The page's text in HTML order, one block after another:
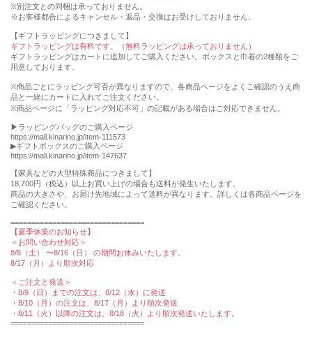
※別注文との同梱は承っておりません。
※お客様都合によるキャンセル・返品・交換はお受けしておりません。
【ギフトラッピングにつきまして】
ギフトラッピングは有料です。（無料ラッピングは承っておりません）
ギフトラッピングはカートに追加してご購入ください。ボックスと巾着の2種類をご
用意しております。
※商品ごとにラッピング可否が異なりますので、各商品ページをよくご確認のうえ商
品と一緒にカートに入れてご注文ください。
※商品ページに「ラッピング対応不可」の記載がある場合はご対応できません。
▶︎ラッピングバッグのご購入ページ
https://mall.kinarino.jp/item-111573
▶︎ギフトボックスのご購入ページ
https://mall.kinarino.jp/item-147637
【家具などの⼤型特殊商品につきまして】
18,700円（税込）以上お買い上げの場合も送料が発⽣いたします。
商品の⼤きさや、お届け先地域によって送料が異なります。詳しくは各商品ページを
ご確認ください。
================================
【夏季休業のお知らせ】
＜お問い合わせ対応＞
8/8（土） 〜8/16（日） の期間お休みいたします。
8/17（月）より順次対応
＜ご注文と発送＞
・8/9（日）までの注文は、8/12（水）に発送
・8/10（月）の注文は、8/17（月）より順次発送
・8/11（火）以降の注文は、8/18（火）より順次発送いたします。
================================